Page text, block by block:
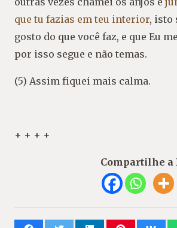
que tu fazias em teu interior, isto
gosto do que você faz, e que Eu
por isso segue e não temas.
(5) Assim fiquei mais calma.
+ + + +
Compartilhe a